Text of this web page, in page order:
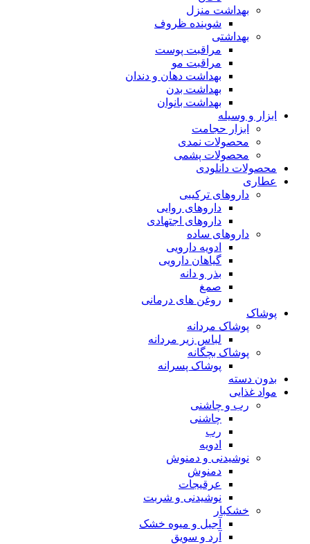
بهداشت منزل
شوینده ظروف
بهداشتی
مراقبت پوست
مراقبت مو
بهداشت دهان و دندان
بهداشت بدن
بهداشت بانوان
ابزار و وسیله
ابزار حجامت
محصولات نمدی
محصولات پشمی
محصولات دانلودی
عطاری
داروهای ترکیبی
داروهای روایی
داروهای اجتهادی
داروهای ساده
ادویه دارویی
گیاهان دارویی
بذر و دانه
صمغ
روغن های درمانی
پوشاک
پوشاک مردانه
لباس زیر مردانه
پوشاک بچگانه
پوشاک پسرانه
بدون دسته
مواد غذایی
رب و چاشنی
چاشنی
رب
ادویه
نوشیدنی و دمنوش
دمنوش
عرقیجات
نوشیدنی و شربت
خشکبار
آجیل و میوه خشک
آرد و سویق